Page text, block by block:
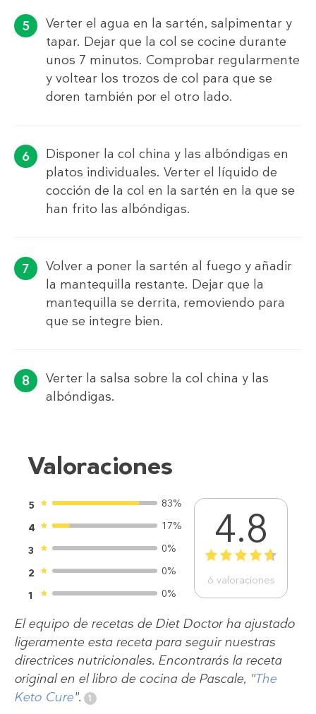
Verter el agua en la sartén, salpimentar y
tapar. Dejar que la col se cocine durante
unos 7 minutos. Comprobar regularmente
y voltear los trozos de col para que se
doren también por el otro lado.
Disponer la col china y las albóndigas en
platos individuales. Verter el líquido de
cocción de la col en la sartén en la que se
han frito las albóndigas.
Volver a poner la sartén al fuego y añadir
la mantequilla restante. Dejar que la
mantequilla se derrita, removiendo para
que se integre bien.
Verter la salsa sobre la col china y las
albóndigas.
Valoraciones
5
83%
4
17%
3
0%
2
0%
1
0%
4.8
1 2 3 4 5
6 valoraciones
El equipo de recetas de Diet Doctor ha ajustado
ligeramente esta receta para seguir nuestras
directrices nutricionales. Encontrarás la receta
original en el libro de cocina de Pascale, "The
Keto Cure".